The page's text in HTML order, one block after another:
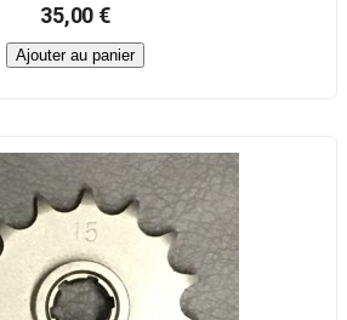
35,00 €
Ajouter au panier